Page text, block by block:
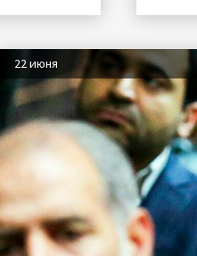
22 июня